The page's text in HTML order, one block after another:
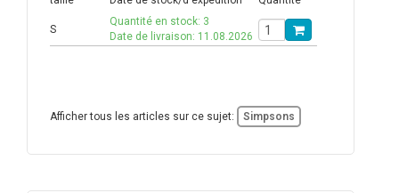
S
Quantité en stock: 3
Date de livraison: 11.08.2026
Afficher tous les articles sur ce sujet: Simpsons